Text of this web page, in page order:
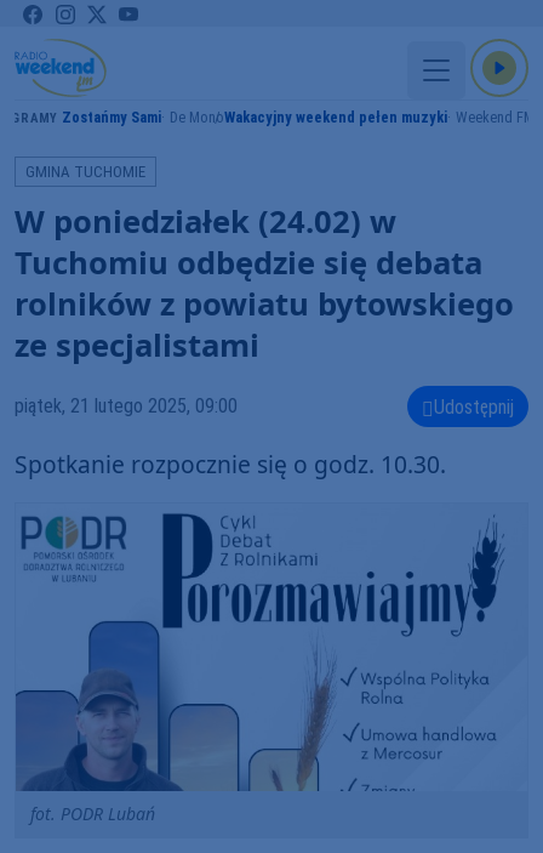
GRAMY Zostańmy Sami De MonoWakacyjny weekend pełen muzyki Weekend FM
GMINA TUCHOMIE
W poniedziałek (24.02) w
Tuchomiu odbędzie się debata
rolników z powiatu bytowskiego
ze specjalistami
piątek, 21 lutego 2025, 09:00 Udostępnij
Spotkanie rozpocznie się o godz. 10.30.
fot. PODR Lubań